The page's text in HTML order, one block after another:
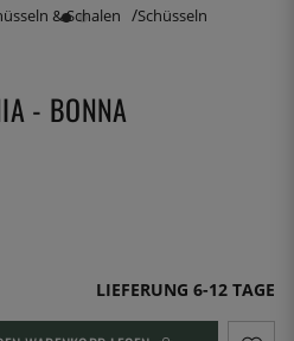
& Schalen Schüsseln
- BONNA
LIEFERUNG 6-12 TAGE